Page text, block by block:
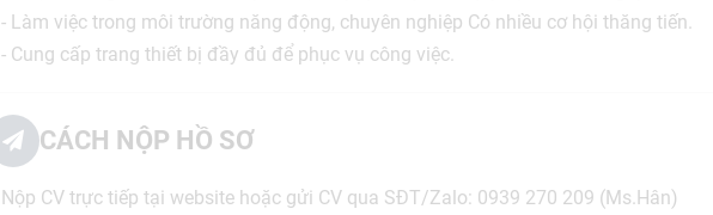
- Làm việc trong môi trường năng động, chuyên nghiệp Có nhiều cơ hội thăng tiến.
- Cung cấp trang thiết bị đầy đủ để phục vụ công việc.
CÁCH NỘP HỒ SƠ
Nộp CV trực tiếp tại website hoặc gửi CV qua SĐT/Zalo: 0939 270 209 (Ms.Hân)